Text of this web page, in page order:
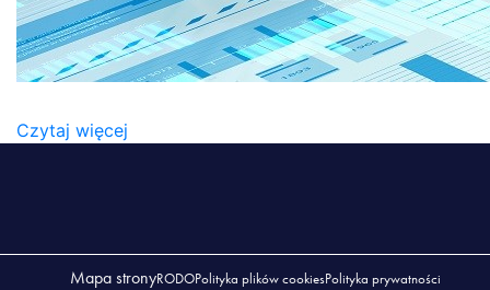
Czytaj więcej
Mapa stronyRODOPolityka plików cookiesPolityka prywatności